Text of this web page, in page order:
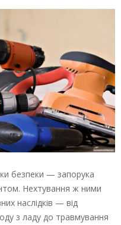
безпеки — запорука
Нехтування ж ними
наслідків — від
з ладу до травмування